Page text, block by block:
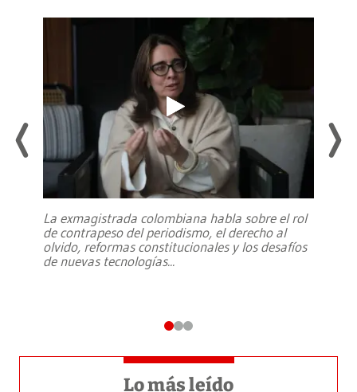
La exmagistrada colombiana habla sobre el rol
de contrapeso del periodismo, el derecho al
olvido, reformas constitucionales y los desafíos
de nuevas tecnologías...
Lo más leído